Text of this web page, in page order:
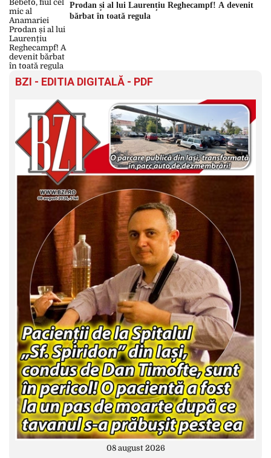
Prodan și al lui Laurențiu Reghecampf! A devenit
bărbat în toată regula
BZI - EDITIA DIGITALĂ - PDF
08 august 2026